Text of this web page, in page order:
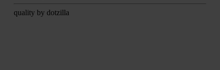
qua­li­ty by dot­zil­la